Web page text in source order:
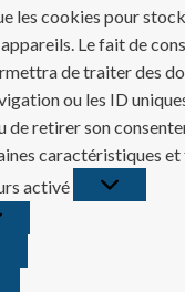
les cookies pour
Le fait de
de traiter des
ou les ID
de retirer son
caractéristiques et
activé